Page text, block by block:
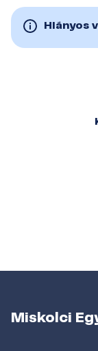
Hiányos
Miskolci